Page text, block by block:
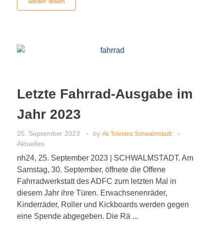
Letzte Fahrrad-Ausgabe im
Jahr 2023
25. September 2023 by Ak Toleranz Schwalmstadt
Aktuelles
nh24, 25. September 2023 | SCHWALMSTADT. Am
Samstag, 30. September, öffnete die Offene
Fahrradwerkstatt des ADFC zum letzten Mal in
diesem Jahr ihre Türen. Erwachsenenräder,
Kinderräder, Roller und Kickboards werden gegen
eine Spende abgegeben. Die Rä ...